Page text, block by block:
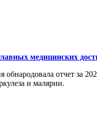
медицинских
обнародовала отчет за
и малярии.